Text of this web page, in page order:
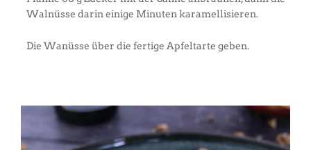
Walnüsse darin einige Minuten karamellisieren.
Die Wanüsse über die fertige Apfeltarte geben.